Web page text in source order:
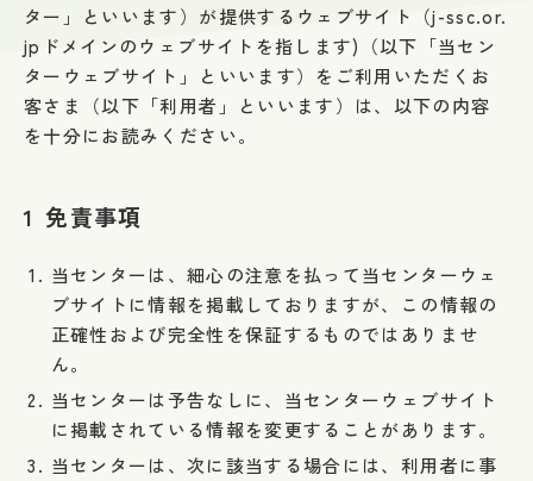
ター」といいます）が提供するウェブサイト（j-ssc.or.
jpドメインのウェブサイトを指します)（以下「当セン
ターウェブサイト」といいます）をご利用いただくお
客さま（以下「利用者」といいます）は、以下の内容
を十分にお読みください。
1 免責事項
当センターは、細心の注意を払って当センターウェ
ブサイトに情報を掲載しておりますが、この情報の
正確性および完全性を保証するものではありませ
ん。
当センターは予告なしに、当センターウェブサイト
に掲載されている情報を変更することがあります。
当センターは、次に該当する場合には、利用者に事